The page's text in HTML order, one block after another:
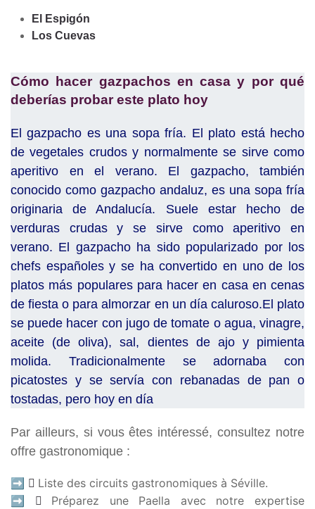
El Espigón
Los Cuevas
Cómo hacer gazpachos en casa y por qué
deberías probar este plato hoy
El gazpacho es una sopa fría. El plato está hecho
de vegetales crudos y normalmente se sirve como
aperitivo en el verano. El gazpacho, también
conocido como gazpacho andaluz, es una sopa fría
originaria de Andalucía. Suele estar hecho de
verduras crudas y se sirve como aperitivo en
verano. El gazpacho ha sido popularizado por los
chefs españoles y se ha convertido en uno de los
platos más populares para hacer en casa en cenas
de fiesta o para almorzar en un día caluroso.El plato
se puede hacer con jugo de tomate o agua, vinagre,
aceite (de oliva), sal, dientes de ajo y pimienta
molida. Tradicionalmente se adornaba con
picatostes y se servía con rebanadas de pan o
tostadas, pero hoy en día
Par ailleurs, si vous êtes intéressé, consultez notre
offre gastronomique :
➡
Liste des circuits gastronomiques à Séville.
➡
Préparez une Paella avec notre expertise